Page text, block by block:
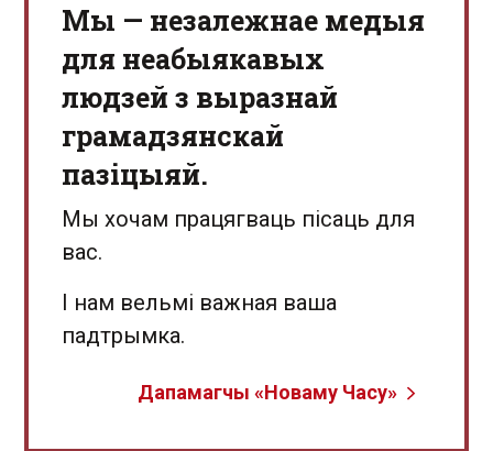
Мы — незалежнае медыя
для неабыякавых
людзей з выразнай
грамадзянскай
пазіцыяй.
Мы хочам працягваць пісаць для
вас.
І нам вельмі важная ваша
падтрымка.
Дапамагчы «Новаму Часу»